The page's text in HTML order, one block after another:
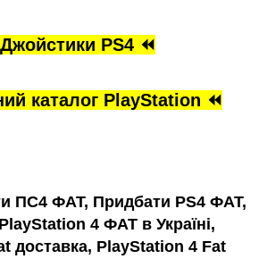
Джойстики PS4 ⏪
каталог PlayStation ⏪
ПС4 ФАТ, Придбати PS4 ФАТ,
4 ФАТ в Україні,
доставка, PlayStation 4 Fat